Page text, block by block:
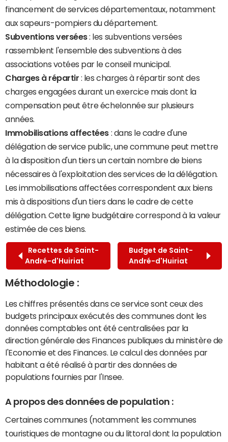
financement de services départementaux, notamment
aux sapeurs-pompiers du département.
Subventions versées: les subventions versées
rassemblent l'ensemble des subventions à des
associations votées par le conseil municipal.
Charges à répartir : les charges à répartir sont des
charges engagées durant un exercice mais dont la
compensation peut être échelonnée sur plusieurs
années.
Immobilisations affectées : dans le cadre d'une
délégation de service public, une commune peut mettre
à la disposition d'un tiers un certain nombre de biens
nécessaires à l'exploitation des services de la délégation.
Les immobilisations affectées correspondent aux biens
mis à dispositions d'un tiers dans le cadre de cette
délégation. Cette ligne budgétaire correspond à la valeur
estimée de ces biens.
Recettes de Saint-
André-d'Huiriat
Budget de Saint-
André-d'Huiriat
Méthodologie :
Les chiffres présentés dans ce service sont ceux des
budgets principaux exécutés des communes dont les
données comptables ont été centralisées par la
direction générale des Finances publiques du ministère de
l'Economie et des Finances. Le calcul des données par
habitant a été réalisé à partir des données de
populations fournies par l'Insee.
A propos des données de population :
Certaines communes (notamment les communes
touristiques de montagne ou du littoral dont la population